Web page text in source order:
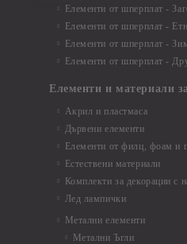
Елементи от шперплат -
Елементи от шперплат -
Елементи от шперплат -
Елементи от шперплат -
Елементи и материали
Акрил и пластмаса
Дървени елементи
Елементи от филц, фоам и
Естествени материали
Комплекти за декорации с
Лед лампички
Метални елементи
Метални Ъгли